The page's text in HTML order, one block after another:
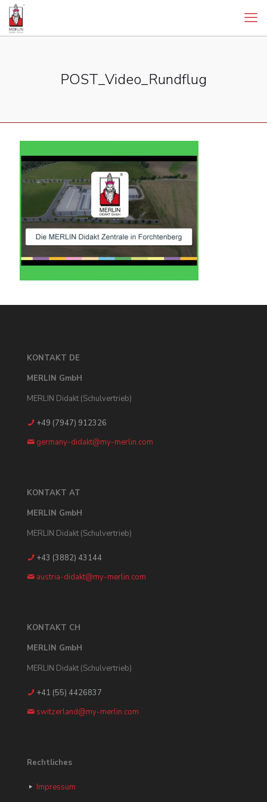
POST_Video_Rundflug
KONTAKT DE
MERLIN GmbH
MERLIN Didakt (Schulvertrieb)
+49 (7947) 912326
germany-didakt@my-merlin.com
KONTAKT AT
MERLIN GmbH
MERLIN Didakt (Schulvertrieb)
+43 (3882) 43144
austria-didakt@my-merlin.com
KONTAKT CH
MERLIN GmbH
MERLIN Didakt (Schulvertrieb)
+41 (55) 4426837
switzerland@my-merlin.com
Rechtliches
Impressum